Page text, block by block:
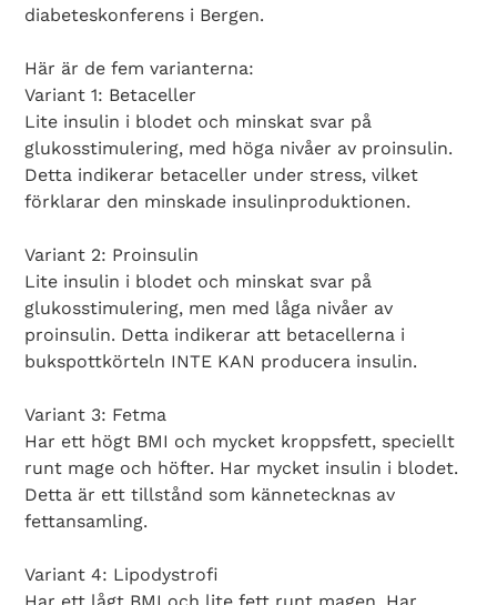
diabeteskonferens i Bergen.
Här är de fem varianterna:
Variant 1: Betaceller
Lite insulin i blodet och minskat svar på
glukosstimulering, med höga nivåer av proinsulin.
Detta indikerar betaceller under stress, vilket
förklarar den minskade insulinproduktionen.
Variant 2: Proinsulin
Lite insulin i blodet och minskat svar på
glukosstimulering, men med låga nivåer av
proinsulin. Detta indikerar att betacellerna i
bukspottkörteln INTE KAN producera insulin.
Variant 3: Fetma
Har ett högt BMI och mycket kroppsfett, speciellt
runt mage och höfter. Har mycket insulin i blodet.
Detta är ett tillstånd som kännetecknas av
fettansamling.
Variant 4: Lipodystrofi